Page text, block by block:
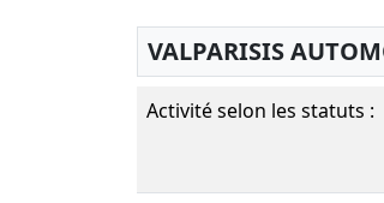
VALPARISIS
Activité selon les statuts :